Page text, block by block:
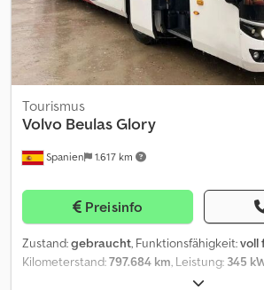
Fußstützen, Klapptische, Becherhalter,
Dachgepäckablage, Doppelverglasung,
Lufttür hinten, Skikorbhalterung,
2x Dachluke, Kofferraum, Außenspiegel
elektr. verstellbar Djdpfx Aey A A Iveb Uskr
Spanien 1.617 km
Tourismus
Volvo Beulas Glory
Preisinfo
Zustand:gebraucht, Funktionsfähigkeit:voll
Kilometerstand:797.684 km, Leistung: 345
, Kraftstofftyp: